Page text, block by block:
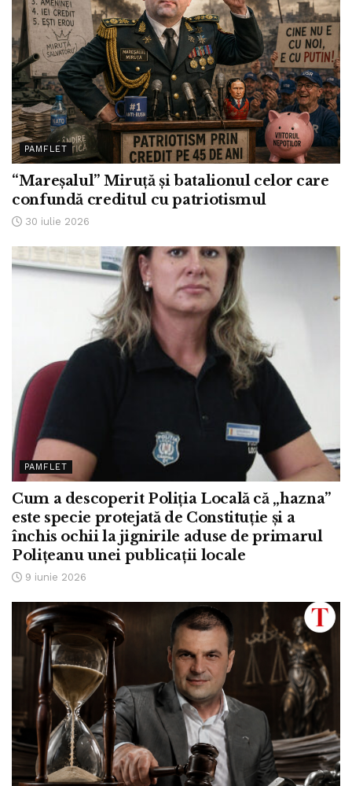
PAMFLET
“Mareșalul” Miruță și batalionul celor care
confundă creditul cu patriotismul
30 iulie 2026
PAMFLET
Cum a descoperit Poliția Locală că „hazna”
este specie protejată de Constituție și a
închis ochii la jignirile aduse de primarul
Polițeanu unei publicații locale
9 iunie 2026